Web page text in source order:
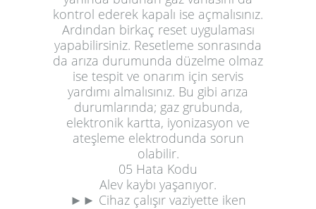
kontrol ederek kapalı ise açmalısınız.
Ardından birkaç reset uygulaması
yapabilirsiniz. Resetleme sonrasında
da arıza durumunda düzelme olmaz
ise tespit ve onarım için servis
yardımı almalısınız. Bu gibi arıza
durumlarında; gaz grubunda,
elektronik kartta, iyonizasyon ve
ateşleme elektrodunda sorun
olabilir.
05 Hata Kodu
Alev kaybı yaşanıyor.
►► Cihaz çalışır vaziyette iken